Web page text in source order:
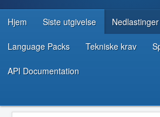
UTVIKLINGSRESSURSER
Hjem Siste utgivelse Nedlastinger
Language Packs Tekniske krav
API Documentation